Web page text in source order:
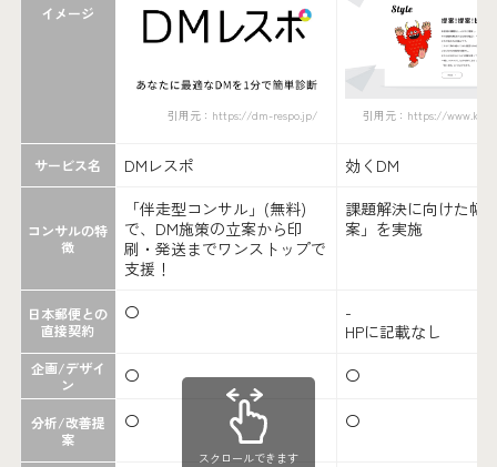
イメージ
引用元：https://dm-respo.jp/ 引用元：https://
サービス名 DMレスポ 効くDM
コンサルの特
徴
「伴走型コンサル」(無料)
で、DM施策の立案から印
刷・発送までワンストップで
支援！
課題解決に向けた幅
案」を実施
日本郵便との
直接契約
〇
-
HPに記載なし
企画/デザイ
ン
〇 〇
分析/改善提
案
〇 〇
スクロールできます